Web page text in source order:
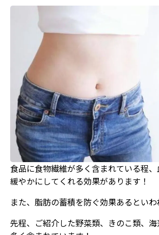
食品に食物繊維が多く含まれている程
緩やかにしてくれる効果があります！
また、脂肪の蓄積を防ぐ効果あるといわ
先程、ご紹介した野菜類、きのこ類、